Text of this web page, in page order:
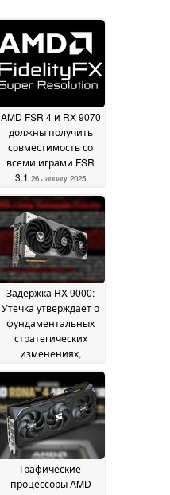
AMD FSR 4 и RX 9070
должны получить
совместимость со
всеми играми FSR
3.1 26 January 2025
Задержка RX 9000:
Утечка утверждает о
фундаментальных
стратегических
изменениях,
связанных с RDNA 4,
так как AMD
предоставляет
больше
информации о
мартовском запуске
RX 907023 January 2025
Графические
процессоры AMD